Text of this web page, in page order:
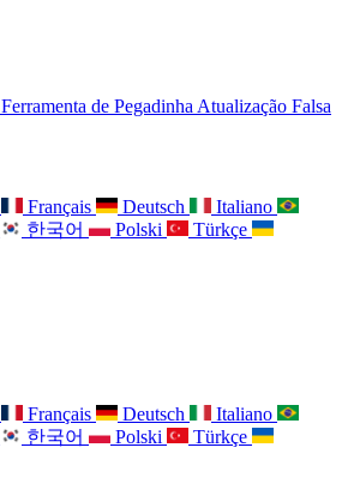
Ferramenta de Pegadinha Atualização Falsa
Français Deutsch
Italiano
한국어 Polski
Türkçe
Français Deutsch
Italiano
한국어 Polski
Türkçe